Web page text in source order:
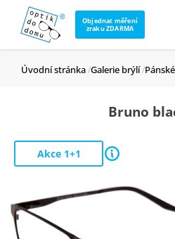
Objednat měření
zraku ZDARMA
Úvodní stránka Galerie brýlí
Bruno
Akce 1+1